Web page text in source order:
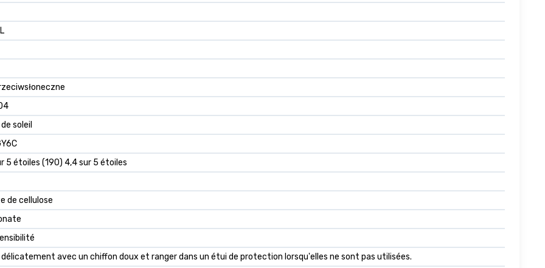
soleil
5 étoiles (190) 4,4 sur 5 étoiles
de cellulose
avec un chiffon doux et ranger dans un étui de protection lorsqu'elles ne sont pas utilisées.